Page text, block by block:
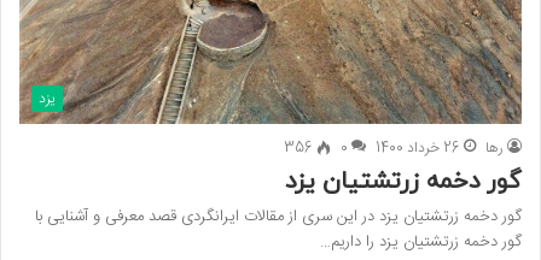
یزد
رها 26 خرداد 1400 0
356
گور دخمه زرتشتیان یزد
گور دخمه زرتشتیان یزد در این سری از مقالات ایرانگردی قصد معرفی و آشنایی با
گور دخمه زرتشتیان یزد را داریم…